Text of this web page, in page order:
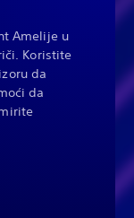
Amelije u
Koristite
da
da